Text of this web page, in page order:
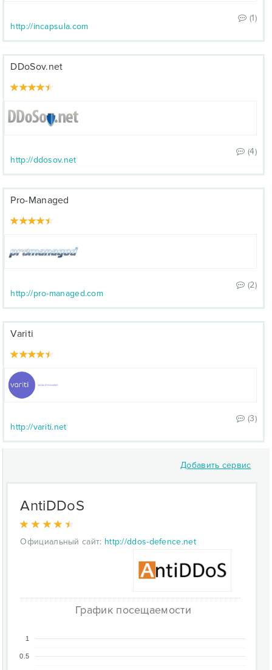
(1)
http://incapsula.com
DDoSov.net
(4)
http://ddosov.net
Pro-Managed
(2)
http://pro-managed.com
Variti
(3)
http://variti.net
Добавить сервис
AntiDDoS
Официальный сайт: http://ddos-defence.net
График посещаемости
0.5
1